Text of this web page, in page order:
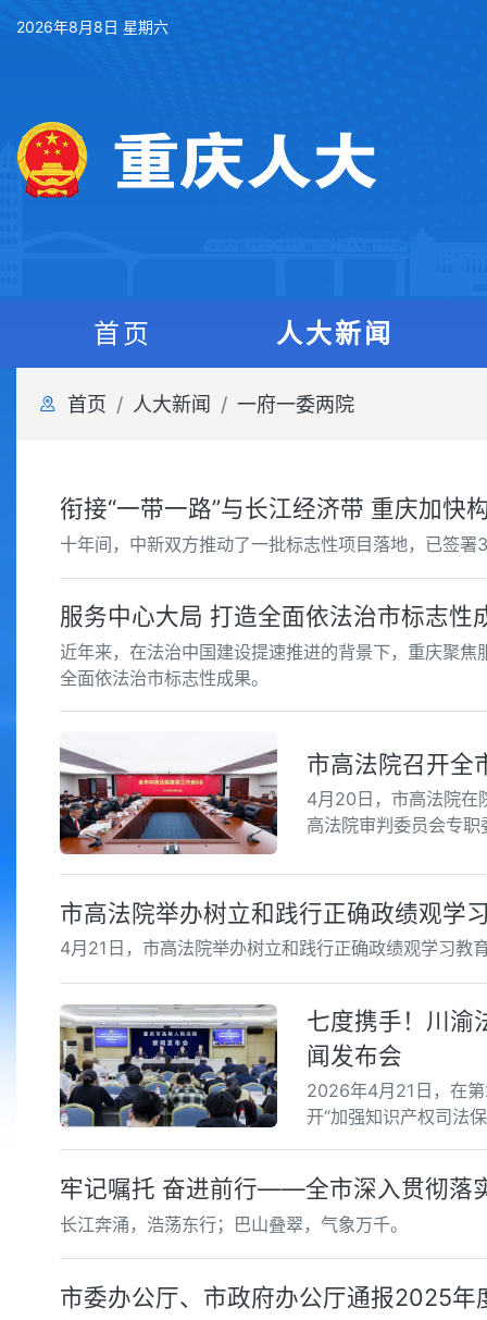
2026年8月8日 星期六
首页 人大新闻
首页 人大新闻 一府一委两院
衔接“一带一路”与长江经济带 重庆加快
十年间，中新双方推动了一批标志性项目落地，已签
服务中心大局 打造全面依法治市标志性
近年来，在法治中国建设提速推进的背景下，重庆聚
全面依法治市标志性成果。
市高法院召开全
4月20日，市高法院在
高法院审判委员会专
市高法院举办树立和践行正确政绩观学
4月21日，市高法院举办树立和践行正确政绩观学习教
七度携手！川渝
闻发布会
2026年4月21日，在
开“加强知识产权司法
牢记嘱托 奋进前行——全市深入贯彻落
长江奔涌，浩荡东行；巴山叠翠，气象万千。
市委办公厅、市政府办公厅通报2025